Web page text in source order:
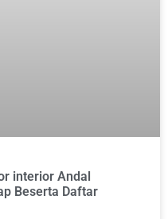
interior Andal
Beserta Daftar